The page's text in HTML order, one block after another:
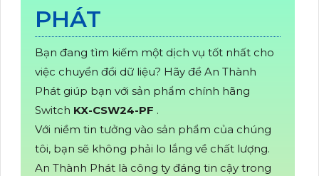
PHÁT
Bạn đang tìm kiếm một dịch vụ tốt nhất cho
việc chuyển đổi dữ liệu? Hãy để An Thành
Phát giúp bạn với sản phẩm chính hãng
Switch KX-CSW24-PF .
Với niềm tin tưởng vào sản phẩm của chúng
tôi, bạn sẽ không phải lo lắng về chất lượng.
An Thành Phát là công ty đáng tin cậy trong